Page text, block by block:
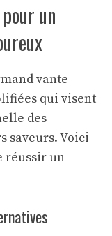
un
vante
qui visent
des
saveurs. Voici
réussir un